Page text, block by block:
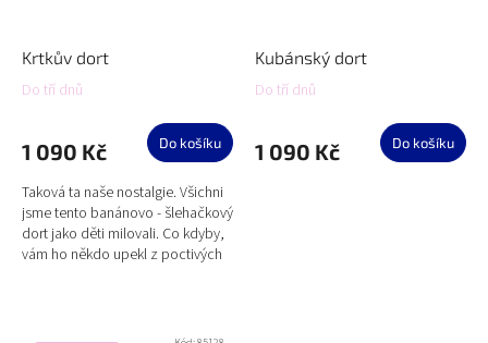
Krtkův dort
Do tří dnů
1 090 Kč Do košíku
Taková ta naše nostalgie. Všichni
jsme tento banánovo - šlehačkový
dort jako děti milovali. Co kdyby,
vám ho někdo upekl z poctivých
Kubánský dort
Do tří dnů
1 090 Kč Do košíku